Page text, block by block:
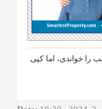
خواندی، اما کپی